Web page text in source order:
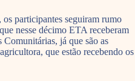
participantes seguiram rumo
nesse décimo ETA receberam
já que são as
que estão recebendo os